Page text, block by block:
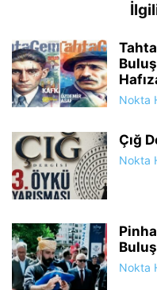
Nokta
Çığ
Nokta
Nokta